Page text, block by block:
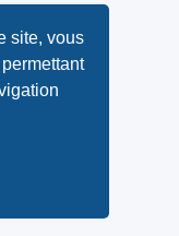
site, vous